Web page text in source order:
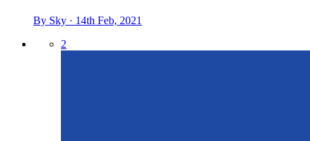
By Sky · 14th Feb, 2021
2